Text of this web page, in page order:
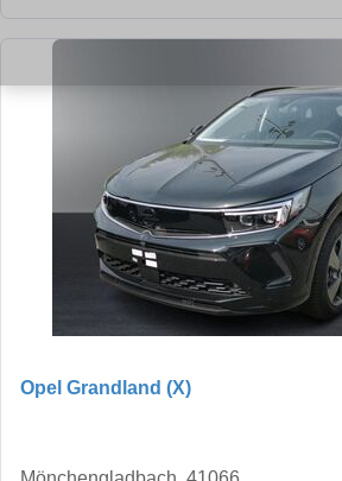
Opel Grandland (X)